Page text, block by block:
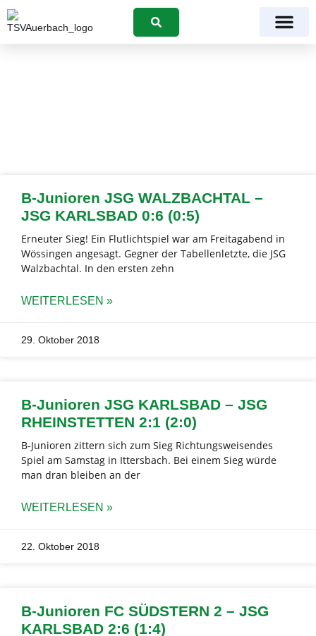
Suchen
B-Junioren JSG WALZBACHTAL –
JSG KARLSBAD 0:6 (0:5)
Erneuter Sieg! Ein Flutlichtspiel war am Freitagabend in
Wössingen angesagt. Gegner der Tabellenletzte, die JSG
Walzbachtal. In den ersten zehn
WEITERLESEN »
29. Oktober 2018
B-Junioren JSG KARLSBAD – JSG
RHEINSTETTEN 2:1 (2:0)
B-Junioren zittern sich zum Sieg Richtungsweisendes
Spiel am Samstag in Ittersbach. Bei einem Sieg würde
man dran bleiben an der
WEITERLESEN »
22. Oktober 2018
B-Junioren FC SÜDSTERN 2 – JSG
KARLSBAD 2:6 (1:4)